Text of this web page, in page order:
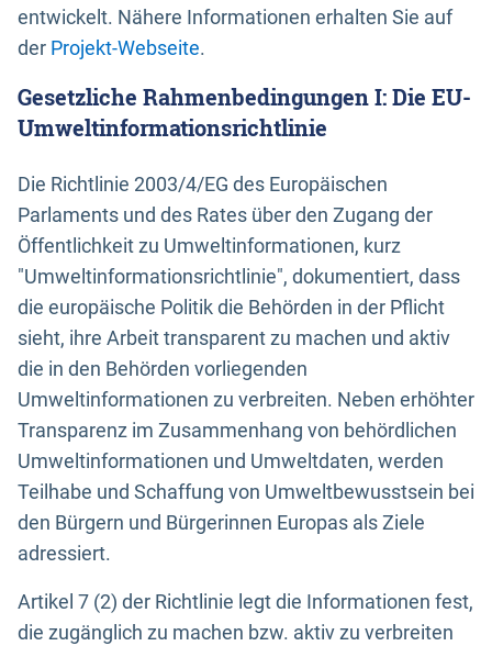
entwickelt. Nähere Informationen erhalten Sie auf
der Projekt-Webseite.
Gesetzliche Rahmenbedingungen I: Die EU-
Umweltinformationsrichtlinie
Die Richtlinie 2003/4/EG des Europäischen
Parlaments und des Rates über den Zugang der
Öffentlichkeit zu Umweltinformationen, kurz
"Umweltinformationsrichtlinie", dokumentiert, dass
die europäische Politik die Behörden in der Pflicht
sieht, ihre Arbeit transparent zu machen und aktiv
die in den Behörden vorliegenden
Umweltinformationen zu verbreiten. Neben erhöhter
Transparenz im Zusammenhang von behördlichen
Umweltinformationen und Umweltdaten, werden
Teilhabe und Schaffung von Umweltbewusstsein bei
den Bürgern und Bürgerinnen Europas als Ziele
adressiert.
Artikel 7 (2) der Richtlinie legt die Informationen fest,
die zugänglich zu machen bzw. aktiv zu verbreiten